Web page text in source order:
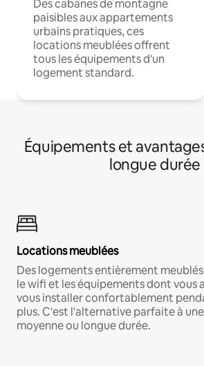
Des cabanes de montagne
paisibles aux appartements
urbains pratiques, ces
locations meublées offrent
tous les équipements d'un
logement standard.
Équipements et
longue durée
Locations meublées
Des logements entièrement
le wifi et les équipements dont vous
vous installer confortablement
plus. C'est l'alternative parfaite à
moyenne ou longue durée.